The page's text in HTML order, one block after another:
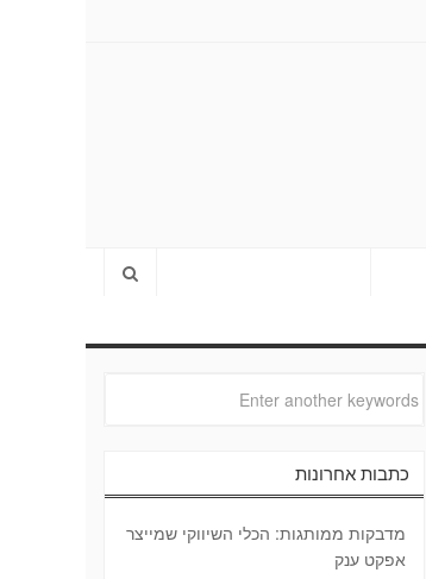
כתבות אחרונות
מדבקות ממותגות: הכלי השיווקי שמייצר
אפקט ענק